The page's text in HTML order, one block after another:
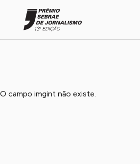
O campo imgint não existe.